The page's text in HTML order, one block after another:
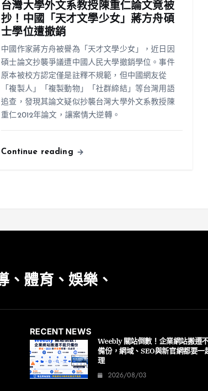
台灣大學外文系教授陳重仁論文竟被
抄！中國「天才文學少女」蔣方舟碩
士學位遭撤銷
中國作家蔣方舟被譽為「天才文學少女」，近日因
碩士論文抄襲爭議遭中國人民大學撤銷學位。事件
原本被校方認定僅是註釋不規範，但中國網友從
「複製人」「複製動物」「社群締結」等台灣用語
追查，發現其論文疑似抄襲台灣大學外文系教授陳
重仁2012年論文，讓案情大逆轉。
Continue reading
體育、娛樂、
RECENT NEWS
Weebly 關站倒數！企業網站搬遷
備份，網域、SEO與新官網都要一
理
2026/08/03